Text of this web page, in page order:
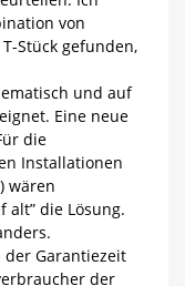
von
Stück gefunden,
und auf
Eine neue
die
Installationen
wären
alt” die Lösung.
der Garantiezeit
der